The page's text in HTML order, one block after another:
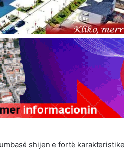
shijen e fortë